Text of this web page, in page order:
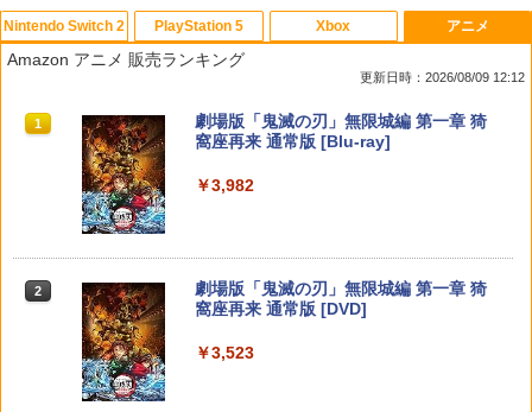
1
ホリ ワイヤレスホリパッド TURBO for
Nintendo Switch 2 ルビーマゼンタ [N
￥7,580
￥7,623
1
シティーズ：スカイライン リマスター
ジャパン・スペシャル・エディション
￥5,901
1
PS Vita 2000 アナログスティック・スラ
イドパッド修理用基板 部品 パーツ L R
互換 黒 ブラック オリジナルウエス スラ
￥750
ルム シート 液晶保護 ガラス スチーム ス
チームデック OLED スチームデック LC
1
【中古】おそ松さん 第五松（初回生産
限定版 Blu-ray DISC）/Blu−ray Dis
￥272
￥320
Nintendo Switch 2
1
スプラトゥーン レイダース|オンライン
コード版
￥5,832
2 スプラトゥーン レイダース -Switch2
PlayStation 5
1
PlayStation 5 デジタル・エディション
日本語専用 Console Language: Japan
2
Beast of Reincarnation -PS5 【特典】
プロダクトコード 封入
￥7,286
Xbox
1
【純正品】Xbox ワイヤレス コントロー
ラー + USB-C® ケーブル
￥8,300
ラー (ロボット ホワイト)
アニメ
Amazon アニメ 販売ランキング
更新日時：2026/08/09 12:12
1
劇場版「鬼滅の刃」無限城編 第一章 猗
窩座再来 通常版 [Blu-ray]
￥3,982
2
劇場版「鬼滅の刃」無限城編 第一章 猗
窩座再来 通常版 [DVD]
￥3,523